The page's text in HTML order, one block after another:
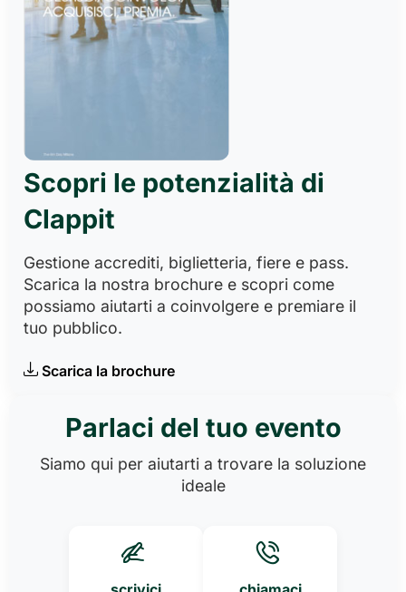
Scopri le potenzialità di
Clappit
Gestione accrediti, biglietteria, fiere e pass.
Scarica la nostra brochure e scopri come
possiamo aiutarti a coinvolgere e premiare il
tuo pubblico.
Scarica la brochure
Parlaci del tuo evento
Siamo qui per aiutarti a trovare la soluzione
ideale